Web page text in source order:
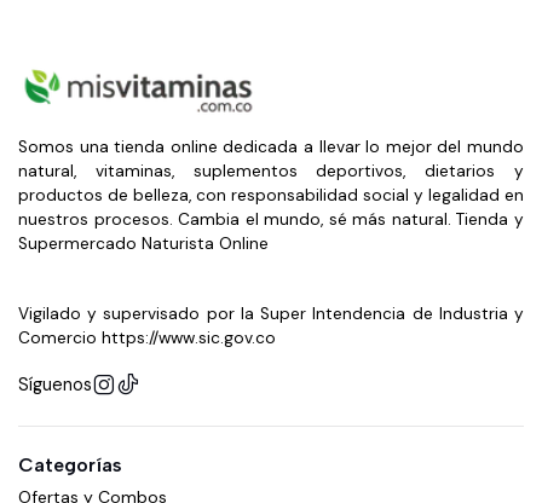
Somos una tienda online dedicada a llevar lo mejor del mundo
natural, vitaminas, suplementos deportivos, dietarios y
productos de belleza, con responsabilidad social y legalidad en
nuestros procesos. Cambia el mundo, sé más natural. Tienda y
Supermercado Naturista Online
Vigilado y supervisado por la Super Intendencia de Industria y
Comercio https://www.sic.gov.co
Síguenos
Categorías
Ofertas y Combos